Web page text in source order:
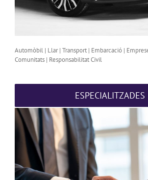
Automòbil | Llar | Transport | Embarcació |
Comunitats | Responsabilitat Civil
ESPECIALITZADES